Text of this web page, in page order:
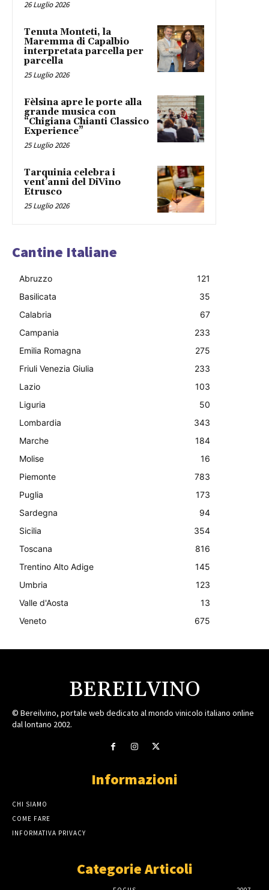
26 Luglio 2026
Tenuta Monteti, la
Maremma di Capalbio
interpretata parcella per
parcella
25 Luglio 2026
Fèlsina apre le porte alla
grande musica con
“Chigiana Chianti Classico
Experience”
25 Luglio 2026
Tarquinia celebra i
vent’anni del DiVino
Etrusco
25 Luglio 2026
Cantine Italiane
Abruzzo
121
Basilicata
35
Calabria
67
Campania
233
Emilia Romagna
275
Friuli Venezia Giulia
233
Lazio
103
Liguria
50
Lombardia
343
Marche
184
Molise
16
Piemonte
783
Puglia
173
Sardegna
94
Sicilia
354
Toscana
816
Trentino Alto Adige
145
Umbria
123
Valle d'Aosta
13
Veneto
675
BEREILVINO
© Bereilvino, portale web dedicato al mondo vinicolo italiano online
dal lontano 2002.
Informazioni
CHI SIAMO
COME FARE
INFORMATIVA PRIVACY
Categorie Articoli